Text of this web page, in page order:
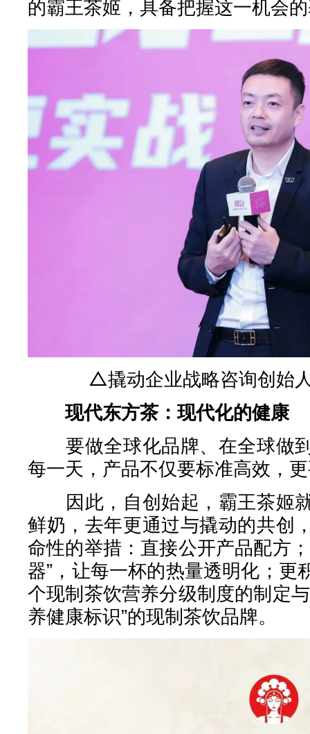
的霸王茶姬，具备把握这一机会
△撬动企业战略咨询创始
现代东方茶：现代化的健康
要做全球化品牌、在全球做
每一天，产品不仅要标准高效，
因此，自创始起，霸王茶姬
鲜奶，去年更通过与撬动的共创
命性的举措：直接公开产品配方
器”，让每一杯的热量透明化；更
个现制茶饮营养分级制度的制定
养健康标识”的现制茶饮品牌。